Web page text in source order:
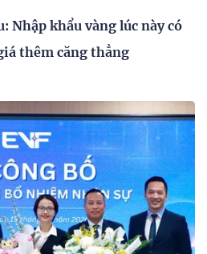
Nhập khẩu vàng lúc này có
thêm căng thẳng